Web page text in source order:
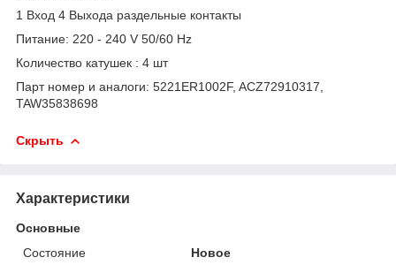
1 Вход 4 Выхода раздельные контакты
Питание: 220 - 240 V 50/60 Hz
Количество катушек : 4 шт
Парт номер и аналоги: 5221ER1002F, ACZ72910317,
TAW35838698
Скрыть
Характеристики
Основные
Состояние
Новое